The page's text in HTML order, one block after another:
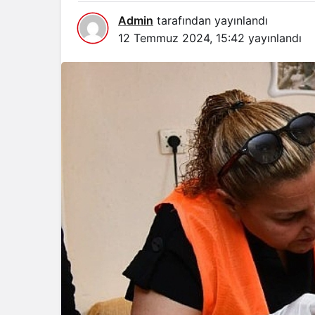
Admin tarafından yayınlandı
12 Temmuz 2024, 15:42 yayınlandı